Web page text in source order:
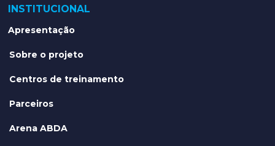
INSTITUCIONAL
Apresentação
Sobre o projeto
Centros de treinamento
Parceiros
Arena ABDA